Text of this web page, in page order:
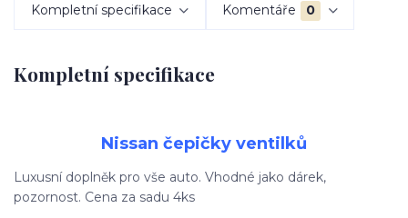
Kompletní specifikace Komentáře 0
Kompletní specifikace
Nissan čepičky ventilků
Luxusní doplněk pro vše auto. Vhodné jako dárek,
pozornost. Cena za sadu 4ks